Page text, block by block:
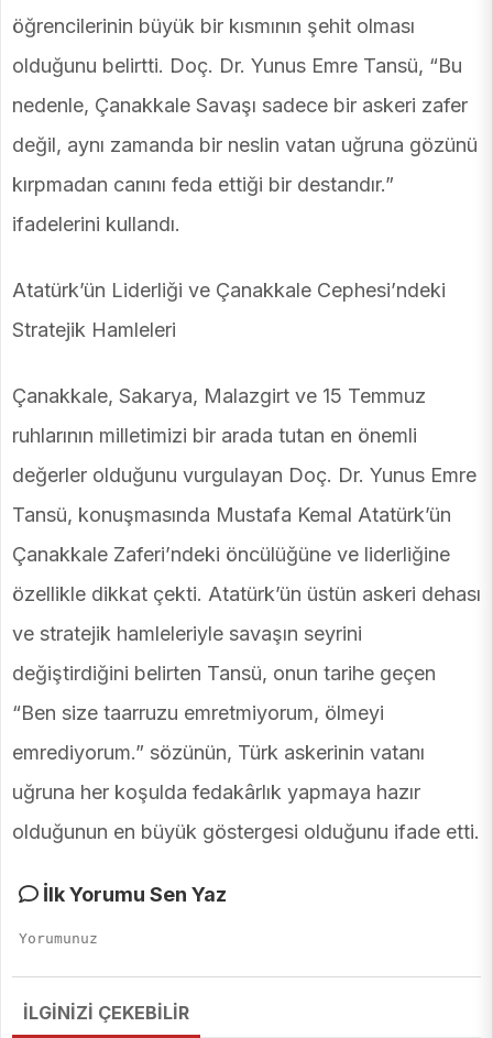
öğrencilerinin büyük bir kısmının şehit olması
olduğunu belirtti. Doç. Dr. Yunus Emre Tansü, “Bu
nedenle, Çanakkale Savaşı sadece bir askeri zafer
değil, aynı zamanda bir neslin vatan uğruna gözünü
kırpmadan canını feda ettiği bir destandır.”
ifadelerini kullandı.
Atatürk’ün Liderliği ve Çanakkale Cephesi’ndeki
Stratejik Hamleleri
Çanakkale, Sakarya, Malazgirt ve 15 Temmuz
ruhlarının milletimizi bir arada tutan en önemli
değerler olduğunu vurgulayan Doç. Dr. Yunus Emre
Tansü, konuşmasında Mustafa Kemal Atatürk’ün
Çanakkale Zaferi’ndeki öncülüğüne ve liderliğine
özellikle dikkat çekti. Atatürk’ün üstün askeri dehası
ve stratejik hamleleriyle savaşın seyrini
değiştirdiğini belirten Tansü, onun tarihe geçen
“Ben size taarruzu emretmiyorum, ölmeyi
emrediyorum.” sözünün, Türk askerinin vatanı
uğruna her koşulda fedakârlık yapmaya hazır
olduğunun en büyük göstergesi olduğunu ifade etti.
İlk Yorumu Sen Yaz
İLGİNİZİ ÇEKEBİLİR